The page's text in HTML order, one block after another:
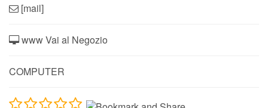
[mail]
www Vai al Negozio
COMPUTER